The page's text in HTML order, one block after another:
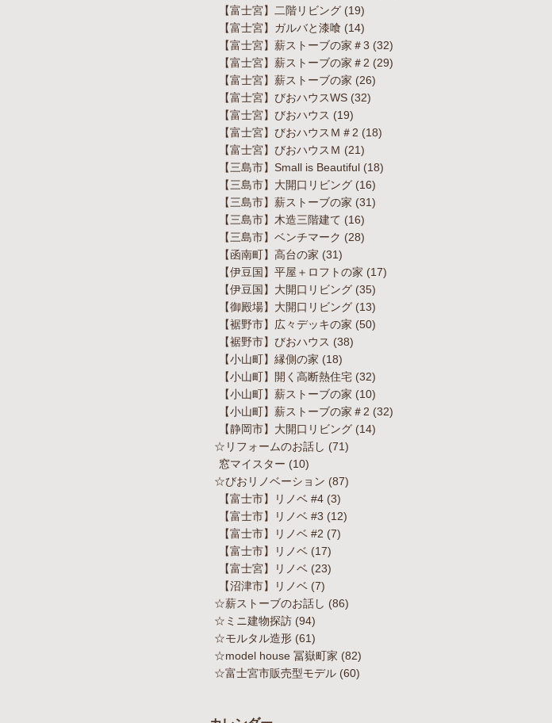
【富士宮】二階リビング (19)
【富士宮】ガルバと漆喰 (14)
【富士宮】薪ストーブの家＃3 (32)
【富士宮】薪ストーブの家＃2 (29)
【富士宮】薪ストーブの家 (26)
【富士宮】びおハウスWS (32)
【富士宮】びおハウス (19)
【富士宮】びおハウスＭ＃2 (18)
【富士宮】びおハウスＭ (21)
【三島市】Small is Beautiful (18)
【三島市】大開口リビング (16)
【三島市】薪ストーブの家 (31)
【三島市】木造三階建て (16)
【三島市】ベンチマーク (28)
【函南町】高台の家 (31)
【伊豆国】平屋＋ロフトの家 (17)
【伊豆国】大開口リビング (35)
【御殿場】大開口リビング (13)
【裾野市】広々デッキの家 (50)
【裾野市】びおハウス (38)
【小山町】縁側の家 (18)
【小山町】開く高断熱住宅 (32)
【小山町】薪ストーブの家 (10)
【小山町】薪ストーブの家＃2 (32)
【静岡市】大開口リビング (14)
☆リフォームのお話し (71)
窓マイスター (10)
☆びおリノベーション (87)
【富士市】リノベ #4 (3)
【富士市】リノベ #3 (12)
【富士市】リノベ #2 (7)
【富士市】リノベ (17)
【富士宮】リノベ (23)
【沼津市】リノベ (7)
☆薪ストーブのお話し (86)
☆ミニ建物探訪 (94)
☆モルタル造形 (61)
☆model house 冨嶽町家 (82)
☆富士宮市販売型モデル (60)